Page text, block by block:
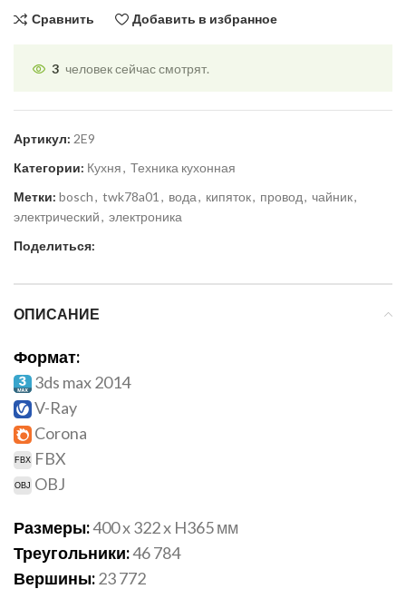
Сравнить Добавить в избранное
3 человек сейчас смотрят.
Артикул: 2E9
Категории: Кухня, Техника кухонная
Метки: bosch, twk78a01 , вода, кипяток, провод, чайник,
электрический, электроника
Поделиться:
ОПИСАНИЕ
Формат:
3ds max 2014
V-Ray
Corona
FBX
OBJ
Размеры:400 x 322 x H365 мм
Треугольники:46 784
Вершины:23 772